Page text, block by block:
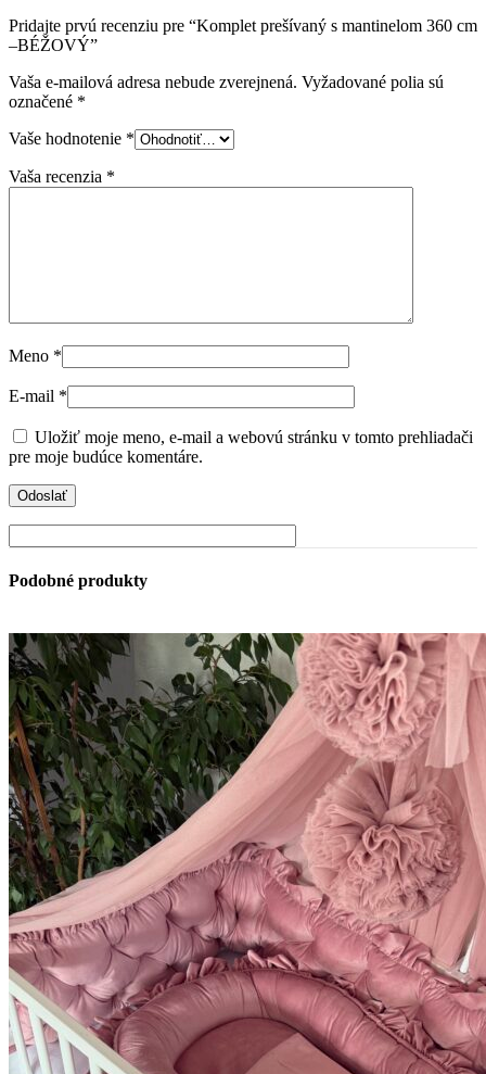
Pridajte prvú recenziu pre “Komplet prešívaný s mantinelom 360 cm
–BÉŽOVÝ”
Vaša e-mailová adresa nebude zverejnená. Vyžadované polia sú
označené *
Vaše hodnotenie *
Vaša recenzia *
Meno *
E-mail *
Uložiť moje meno, e-mail a webovú stránku v tomto prehliadači
pre moje budúce komentáre.
Podobné produkty